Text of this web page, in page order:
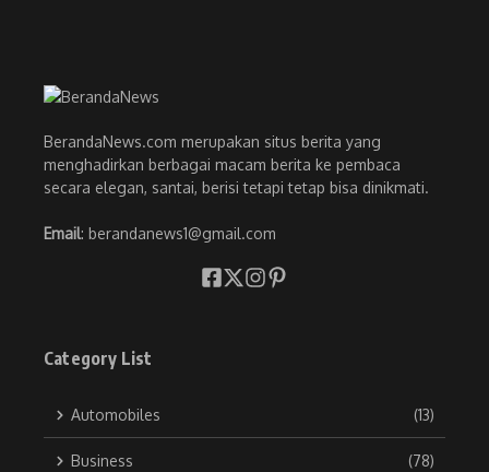
BerandaNews.com merupakan situs berita yang
menghadirkan berbagai macam berita ke pembaca
secara elegan, santai, berisi tetapi tetap bisa dinikmati.
Email: berandanews1@gmail.com
Category List
Automobiles (13)
Business (78)